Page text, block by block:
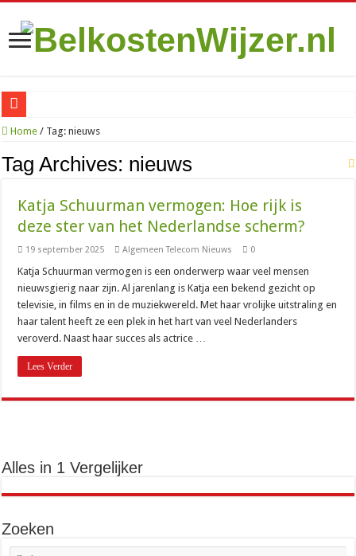
Is het de moeite waard om te betalen voor een VPN op je iPhone?
070 netnummer: wat is het en welke plaatsen vallen eronder?
085 nummer: wat is het en waar komt het vandaan?
06 nummer zoeken: zo kom je erachter wie er belde
088 nummer kosten: wat betaal je als beller en als bedrijf?
085 888 nummer: wat is het en wat moet je ermee?
0900 8844: het niet-spoednummer van de politie uitgelegd
+31 20 808 56 06: waarom belt dit nummer en wat moet je doen?
0900 nummer kosten: wat betaal je en hoe zit het precies?
Is 088 gratis? Wat je betaalt voor een 088-nummer
06:06 op je klok: wat betekent dit engelengetal?
Home / Tag:nieuws
Tag Archives: nieuws
Katja Schuurman vermogen: Hoe rijk is
deze ster van het Nederlandse scherm?
19 september 2025 Algemeen Telecom Nieuws 0
Katja Schuurman vermogen is een onderwerp waar veel mensen
nieuwsgierig naar zijn. Al jarenlang is Katja een bekend gezicht op
televisie, in films en in de muziekwereld. Met haar vrolijke uitstraling en
haar talent heeft ze een plek in het hart van veel Nederlanders
veroverd. Naast haar succes als actrice …
Lees Verder
Alles in 1 Vergelijker
Zoeken